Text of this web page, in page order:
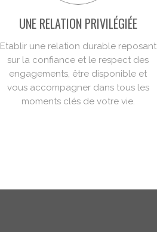
UNE RELATION PRIVILÉGIÉE
Etablir une relation durable reposant
sur la confiance et le respect des
engagements, être disponible et
vous accompagner dans tous les
moments clés de votre vie.